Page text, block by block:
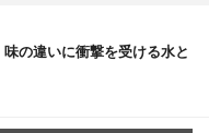
の違いに衝撃を受ける水と